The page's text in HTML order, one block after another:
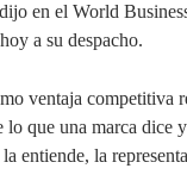
en el World
a su despacho.
ventaja competitiva
que una marca dice
entiende, la